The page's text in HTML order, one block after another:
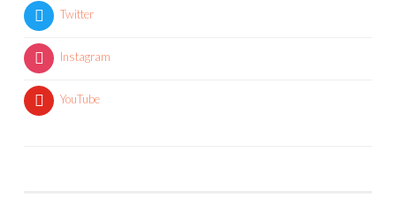
Twitter
Instagram
YouTube